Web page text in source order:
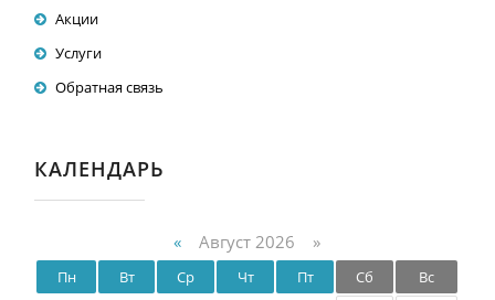
Акции
Услуги
Обратная связь
КАЛЕНДАРЬ
« Август 2026 »
Пн Вт Ср Чт Пт Сб
Вс